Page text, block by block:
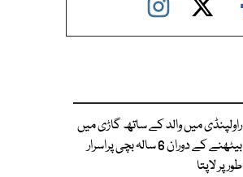
راولپنڈی میں والد کے ساتھ گاڑی میں
بیٹھنے کے دوران 6 سالہ بچی پراسرار
طور پر لاپتا